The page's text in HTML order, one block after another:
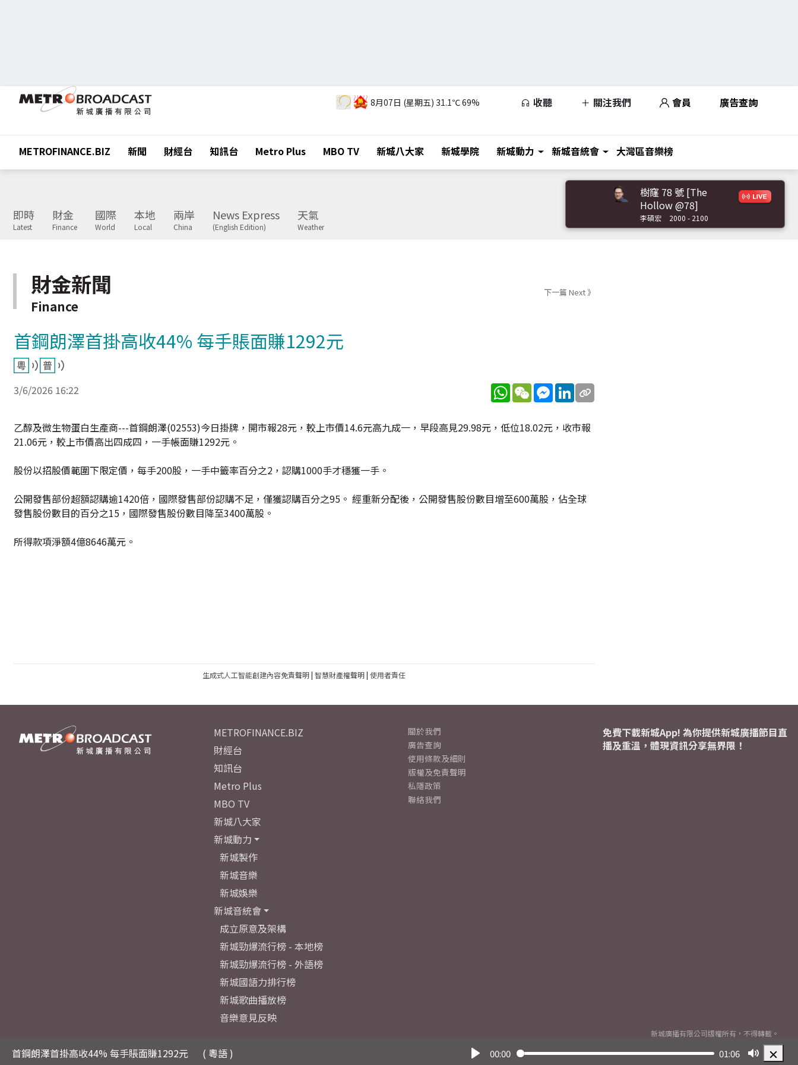
8月07日 (星期五) 31.1℃69% 收聽 關注我們 會員 廣告查詢
METROFINANCE.BIZ 新聞 財經台 知訊台 Metro Plus MBO TV 新城八大家 新城學院 新城動力 新城音統會 大灣區音樂榜
即時
Latest
財金
Finance
國際
World
本地
Local
兩岸
China
News Express
(English Edition)
天氣
Weather
樹窿 78 號 [The
Hollow @78]
李碩宏 2000 - 2100
財金新聞
Finance
下一篇 Next 》
首鋼朗澤首掛高收44% 每手賬面賺1292元
3/6/2026 16:22 WhatsApp
WeChatMessenger
LinkedIn
乙醇及微生物蛋白生產商---首鋼朗澤(02553)今日掛牌，開市報28元，較上市價14.6元高九成一，早段高見29.98元，低位18.02元，收市報
21.06元，較上市價高出四成四，一手帳面賺1292元。
股份以招股價範圍下限定價，每手200股，一手中籤率百分之2，認購1000手才穩獲一手。
公開發售部份超額認購逾1420倍，國際發售部份認購不足，僅獲認購百分之95。 經重新分配後，公開發售股份數目增至600萬股，佔全球
發售股份數目的百分之15，國際發售股份數目降至3400萬股。
所得款項淨額4億8646萬元。
生成式人工智能創建內容免責聲明| 智慧財產權聲明| 使用者責任
首鋼朗澤首掛高收44% 每手賬面賺1292元
( 粵語 )
00:00 01:06
METROFINANCE.BIZ
財經台
知訊台
Metro Plus
MBO TV
新城八大家
新城動力
新城製作
新城音樂
新城娛樂
新城音統會
成立原意及架構
新城勁爆流行榜 - 本地榜
新城勁爆流行榜 - 外語榜
新城國語力排行榜
新城歌曲播放榜
音樂意見反映
關於我們
廣告查詢
使用條款及細則
版權及免責聲明
私隱政策
聯絡我們
免費下載新城App! 為你提供新城廣播節目直
播及重溫，體現資訊分享無界限！
新城廣播有限公司版權所有，不得轉載。
2026© Metro Broadcast Corporation Limited. All rights reserved.